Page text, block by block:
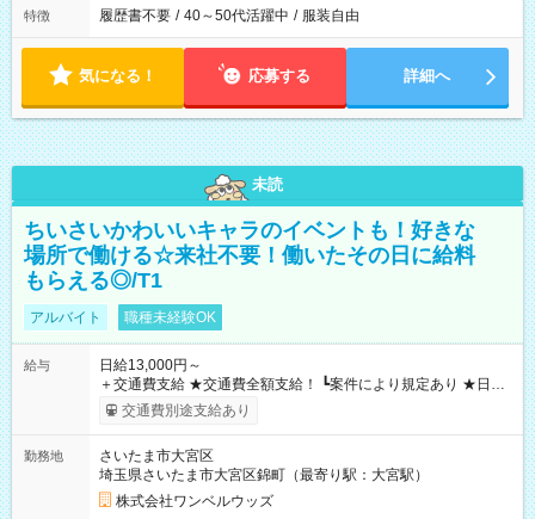
特徴 履歴書不要 / 40～50代活躍中 / 服装自由
気になる！ 応募する 詳細へ
未読
ちいさいかわいいキャラのイベントも！好きな
場所で働ける☆来社不要！働いたその日に給料
もらえる◎/T1
アルバイト 職種未経験OK
給与
日給13,000円～
＋交通費支給 ★交通費全額支給！ ┗案件により規定あり ★日払
いOK！（規定あり） ┗働いたその日に現金GET♪ お仕事後はコ
ンビニATMから 日払い分を引き落とせます！ 【試用期間】試
交通費別途支給あり
勤務地
さいたま市大宮区
埼玉県さいたま市大宮区錦町（最寄り駅：大宮駅）
株式会社ワンベルウッズ